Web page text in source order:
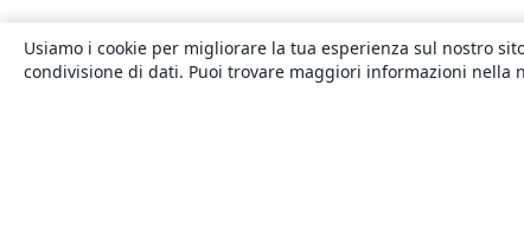
Usiamo i cookie per migliorare la tua esperienza sul nostro
condivisione di dati. Puoi trovare maggiori informazioni nella